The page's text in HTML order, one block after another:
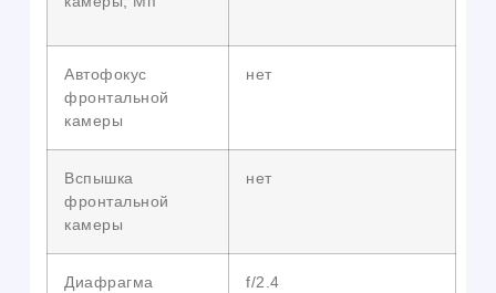
Автофокус
фронтальной
камеры
нет
Вспышка
фронтальной
камеры
нет
Диафрагма
f/2.4